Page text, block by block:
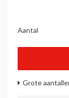
Aantal
Grote